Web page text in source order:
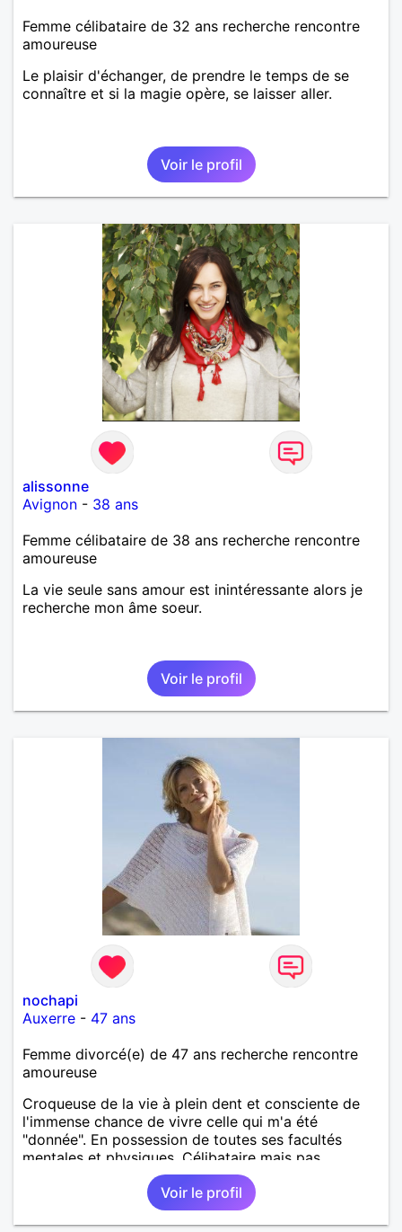
Femme célibataire de 32 ans recherche rencontre
amoureuse
Le plaisir d'échanger, de prendre le temps de se
connaître et si la magie opère, se laisser aller.
Voir le profil
alissonne
Avignon - 38 ans
Femme célibataire de 38 ans recherche rencontre
amoureuse
La vie seule sans amour est inintéressante alors je
recherche mon âme soeur.
Voir le profil
nochapi
Auxerre - 47 ans
Femme divorcé(e) de 47 ans recherche rencontre
amoureuse
Croqueuse de la vie à plein dent et consciente de
l'immense chance de vivre celle qui m'a été
"donnée". En possession de toutes ses facultés
mentales et physiques. Célibataire mais pas
solitaire, je mène une vie bien remplie. Je ne suis
pas sur ce site par dépit, ni en tant que
représentatrice de la Femme Divorcée Mal dans sa
Voir le profil